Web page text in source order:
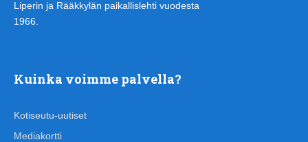
Liperin ja Rääkkylän paikallislehti vuodesta
1966.
Kuinka voimme palvella?
Kotiseutu-uutiset
Mediakortti